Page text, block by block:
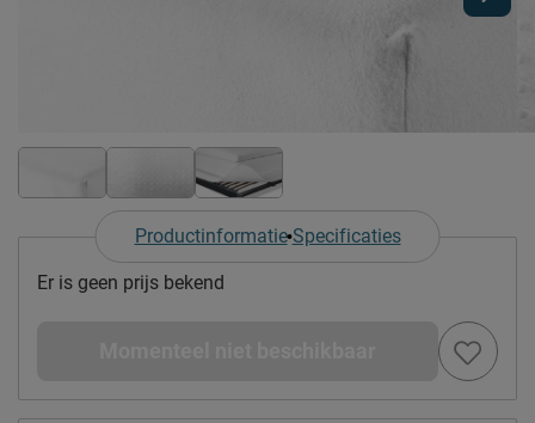
Productinformatie Specificaties
Er is geen prijs bekend